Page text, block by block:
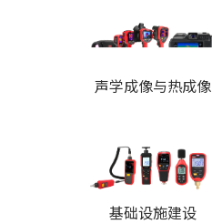
声学成像与热成像
基础设施建设